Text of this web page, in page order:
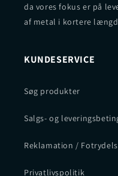
da vores fokus er på
af metal i kortere
KUNDESERVICE
Søg produkter
Salgs- og
Reklamation /
Privatlivspolitik